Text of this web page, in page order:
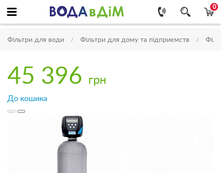
0
Фільтри для води Фільтри для дому та підприємств
45 396 грн
До кошика